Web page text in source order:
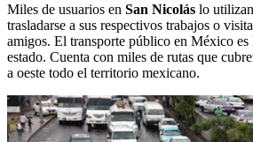
Miles de usuarios en San Nicolás lo
trasladarse a sus respectivos trabajos o
amigos. El transporte público en México es
estado. Cuenta con miles de rutas que
a oeste todo el territorio mexicano.